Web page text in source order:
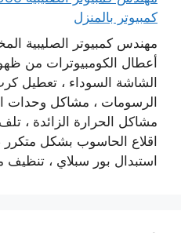
كمبيوتر بالمنزل
مهندس كمبيوتر الصليبية
أعطال الكومبيوترات من
الشاشة السوداء ، تعطيل
الرسومات ، مشاكل وحدات
مشاكل الحرارة الزائدة ،
اقلاع الحاسوب بشكل متكرر
استبدال بور سبلاي ، تنظيف